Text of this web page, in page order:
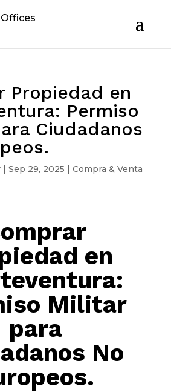
Propiedad en
Permiso
Ciudadanos
| Sep 29, 2025 | Compra & Venta
en
Militar
para
No